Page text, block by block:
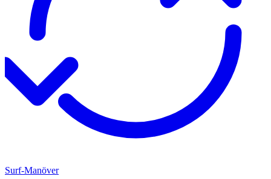
Surf-Manöver